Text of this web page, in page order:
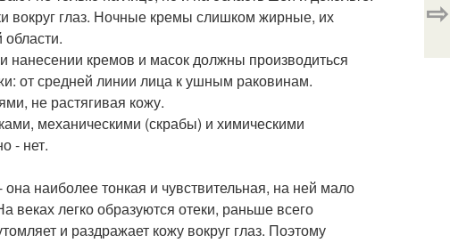
вокруг глаз. Ночные кремы слишком жирные, их
нанесении кремов и масок должны производиться
от средней линии лица к ушным раковинам.
не растягивая кожу.
механическими (скрабы) и химическими
- нет.
наиболее тонкая и чувствительная, на ней мало
легко образуются отеки, раньше всего
и раздражает кожу вокруг глаз. Поэтому
⇨